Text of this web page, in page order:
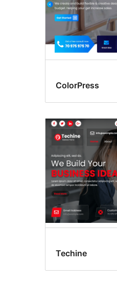
ColorPress
Techine